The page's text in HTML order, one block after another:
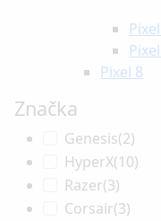
Pixel 8
Značka
Genesis(2)
HyperX(10)
Razer(3)
Corsair(3)